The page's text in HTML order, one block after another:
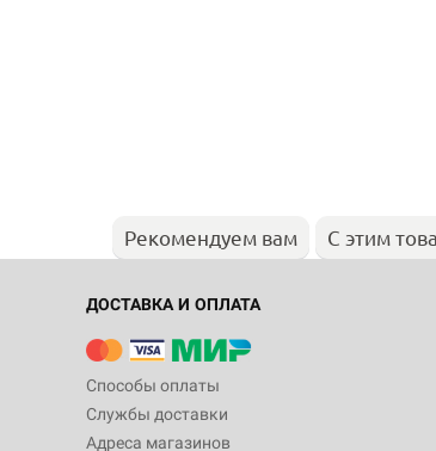
Рекомендуем вам С этим
ДОСТАВКА И ОПЛАТА
Способы оплаты
Службы доставки
Адреса магазинов